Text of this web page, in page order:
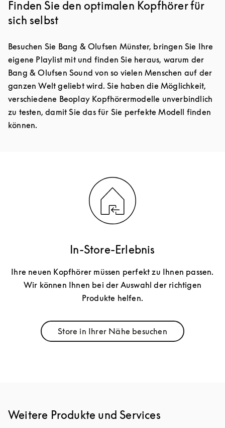
Finden Sie den optimalen Kopfhörer für
sich selbst
Besuchen Sie Bang & Olufsen Münster, bringen Sie Ihre
eigene Playlist mit und finden Sie heraus, warum der
Bang & Olufsen Sound von so vielen Menschen auf der
ganzen Welt geliebt wird. Sie haben die Möglichkeit,
verschiedene Beoplay Kopfhörermodelle unverbindlich
zu testen, damit Sie das für Sie perfekte Modell finden
können.
In-Store-Erlebnis
Ihre neuen Kopfhörer müssen perfekt zu Ihnen passen.
Wir können Ihnen bei der Auswahl der richtigen
Produkte helfen.
Store in Ihrer Nähe besuchen
Link Opens in New Tab
Weitere Produkte und Services